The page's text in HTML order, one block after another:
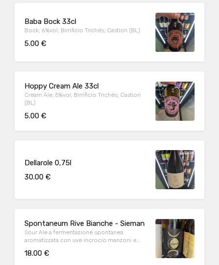
Baba Bock 33cl
Bock; 6%vol; Birrificio Trichés; Castion (BL)
5.00 €
Hoppy Cream Ale 33cl
Cream Ale; 5%vol; Birrificio Trichés; Castion
(BL)
5.00 €
Dellarole 0,75l
30.00 €
Spontaneum Rive Bianche - Sieman
Sour Ale a fermentazione spontanea
aromatizzata con uve incrocio manzoni e
18.00 €